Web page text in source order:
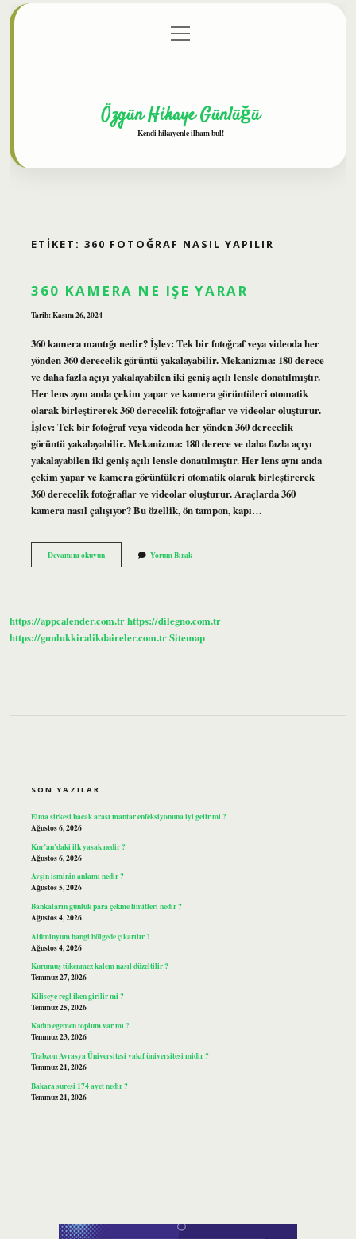
Gizlilik Politikası
menüyü
aç
Özgün Hikaye Günlüğü
Kendi hikayenle ilham bul!
ETIKET: 360 FOTOĞRAF NASIL YAPILIR
360 KAMERA NE IŞE YARAR
Tarih: Kasım 26, 2024
360 kamera mantığı nedir? İşlev: Tek bir fotoğraf veya videoda her
yönden 360 derecelik görüntü yakalayabilir. Mekanizma: 180 derece
ve daha fazla açıyı yakalayabilen iki geniş açılı lensle donatılmıştır.
Her lens aynı anda çekim yapar ve kamera görüntüleri otomatik
olarak birleştirerek 360 derecelik fotoğraflar ve videolar oluşturur.
İşlev: Tek bir fotoğraf veya videoda her yönden 360 derecelik
görüntü yakalayabilir. Mekanizma: 180 derece ve daha fazla açıyı
yakalayabilen iki geniş açılı lensle donatılmıştır. Her lens aynı anda
çekim yapar ve kamera görüntüleri otomatik olarak birleştirerek
360 derecelik fotoğraflar ve videolar oluşturur. Araçlarda 360
kamera nasıl çalışıyor? Bu özellik, ön tampon, kapı…
Devamını okuyun360
Kamera
Yorum Bırak
https://appcalender.com.trhttps://dilegno.com.tr
https://gunlukkiralikdaireler.com.trSitemap
SON YAZILAR
Elma sirkesi bacak arası mantar enfeksiyonuna iyi gelir mi ?
Ağustos 6, 2026
Kur’an’daki ilk yasak nedir ?
Ağustos 6, 2026
Avşin isminin anlamı nedir ?
Ağustos 5, 2026
Bankaların günlük para çekme limitleri nedir ?
Ağustos 4, 2026
Alüminyum hangi bölgede çıkarılır ?
Ağustos 4, 2026
Kurumuş tükenmez kalem nasıl düzeltilir ?
Temmuz 27, 2026
Kiliseye regl iken girilir mi ?
Temmuz 25, 2026
Kadın egemen toplum var mı ?
Temmuz 23, 2026
Trabzon Avrasya Üniversitesi vakıf üniversitesi midir ?
Temmuz 21, 2026
Bakara suresi 174 ayet nedir ?
Temmuz 21, 2026